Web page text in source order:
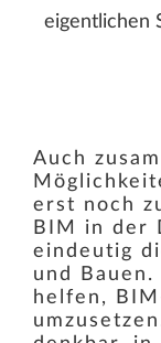
eigentlichen
Auch
erst noch
BIM in der
eindeutig
und
helfen,